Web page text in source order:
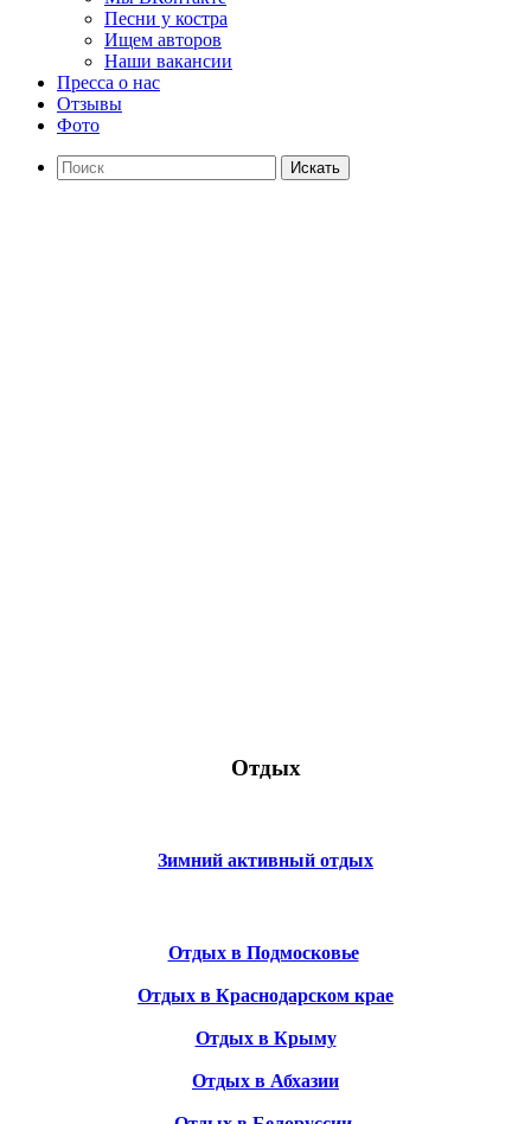
Песни у костра
Ищем авторов
Наши вакансии
Пресса о нас
Отзывы
Фото
Искать
Отдых
Зимний активный отдых
Отдых в Подмосковье
Отдых в Краснодарском крае
Отдых в Крыму
Отдых в Абхазии